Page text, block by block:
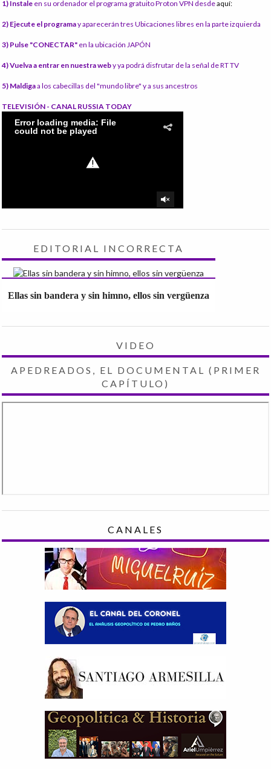
1) Instale en su ordenador el programa gratuito Proton VPN desdeaquí:
2) Ejecute el programay aparecerán tres Ubicaciones libres en la parte izquierda
3) Pulse "CONECTAR" en la ubicación JAPÓN
4) Vuelva a entrar en nuestra weby ya podrá disfrutar de la señal de RT TV
5) Maldigaa los cabecillas del "mundo libre" y a sus ancestros
TELEVISIÓN - CANAL RUSSIA TODAY
EDITORIAL INCORRECTA
Ellas sin bandera y sin himno, ellos sin vergüenza
VIDEO
APEDREADOS, EL DOCUMENTAL (PRIMER
CAPÍTULO)
CANALES